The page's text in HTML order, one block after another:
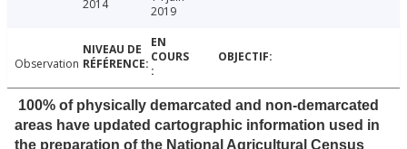
2014
2019
Observation
100% of physically demarcated and non-demarcated
areas have updated cartographic information used in
the preparation of the National Agricultural Census